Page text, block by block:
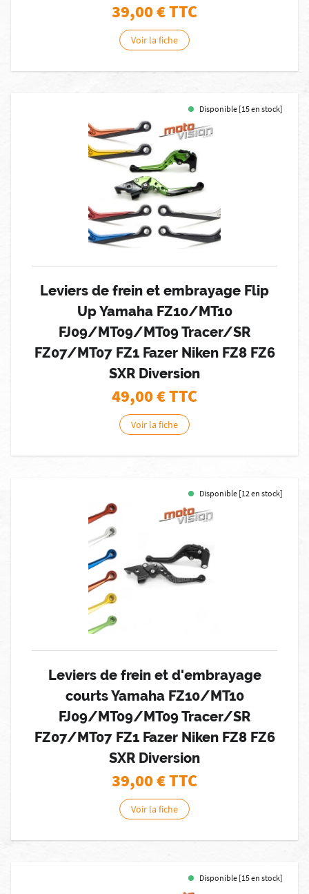
39,00€ TTC
Voir la fiche
Disponible [15 en stock]
Leviers de frein et embrayage Flip
Up Yamaha FZ10/MT10
FJ09/MT09/MT09 Tracer/SR
FZ07/MT07 FZ1 Fazer Niken FZ8 FZ6
SXR Diversion
49,00€ TTC
Voir la fiche
Disponible [12 en stock]
Leviers de frein et d'embrayage
courts Yamaha FZ10/MT10
FJ09/MT09/MT09 Tracer/SR
FZ07/MT07 FZ1 Fazer Niken FZ8 FZ6
SXR Diversion
39,00€ TTC
Voir la fiche
Disponible [15 en stock]